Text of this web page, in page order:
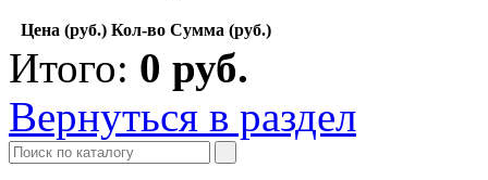
Цена (руб.) Кол-во Сумма (руб.)
Итого: 0 руб.
Вернуться в раздел